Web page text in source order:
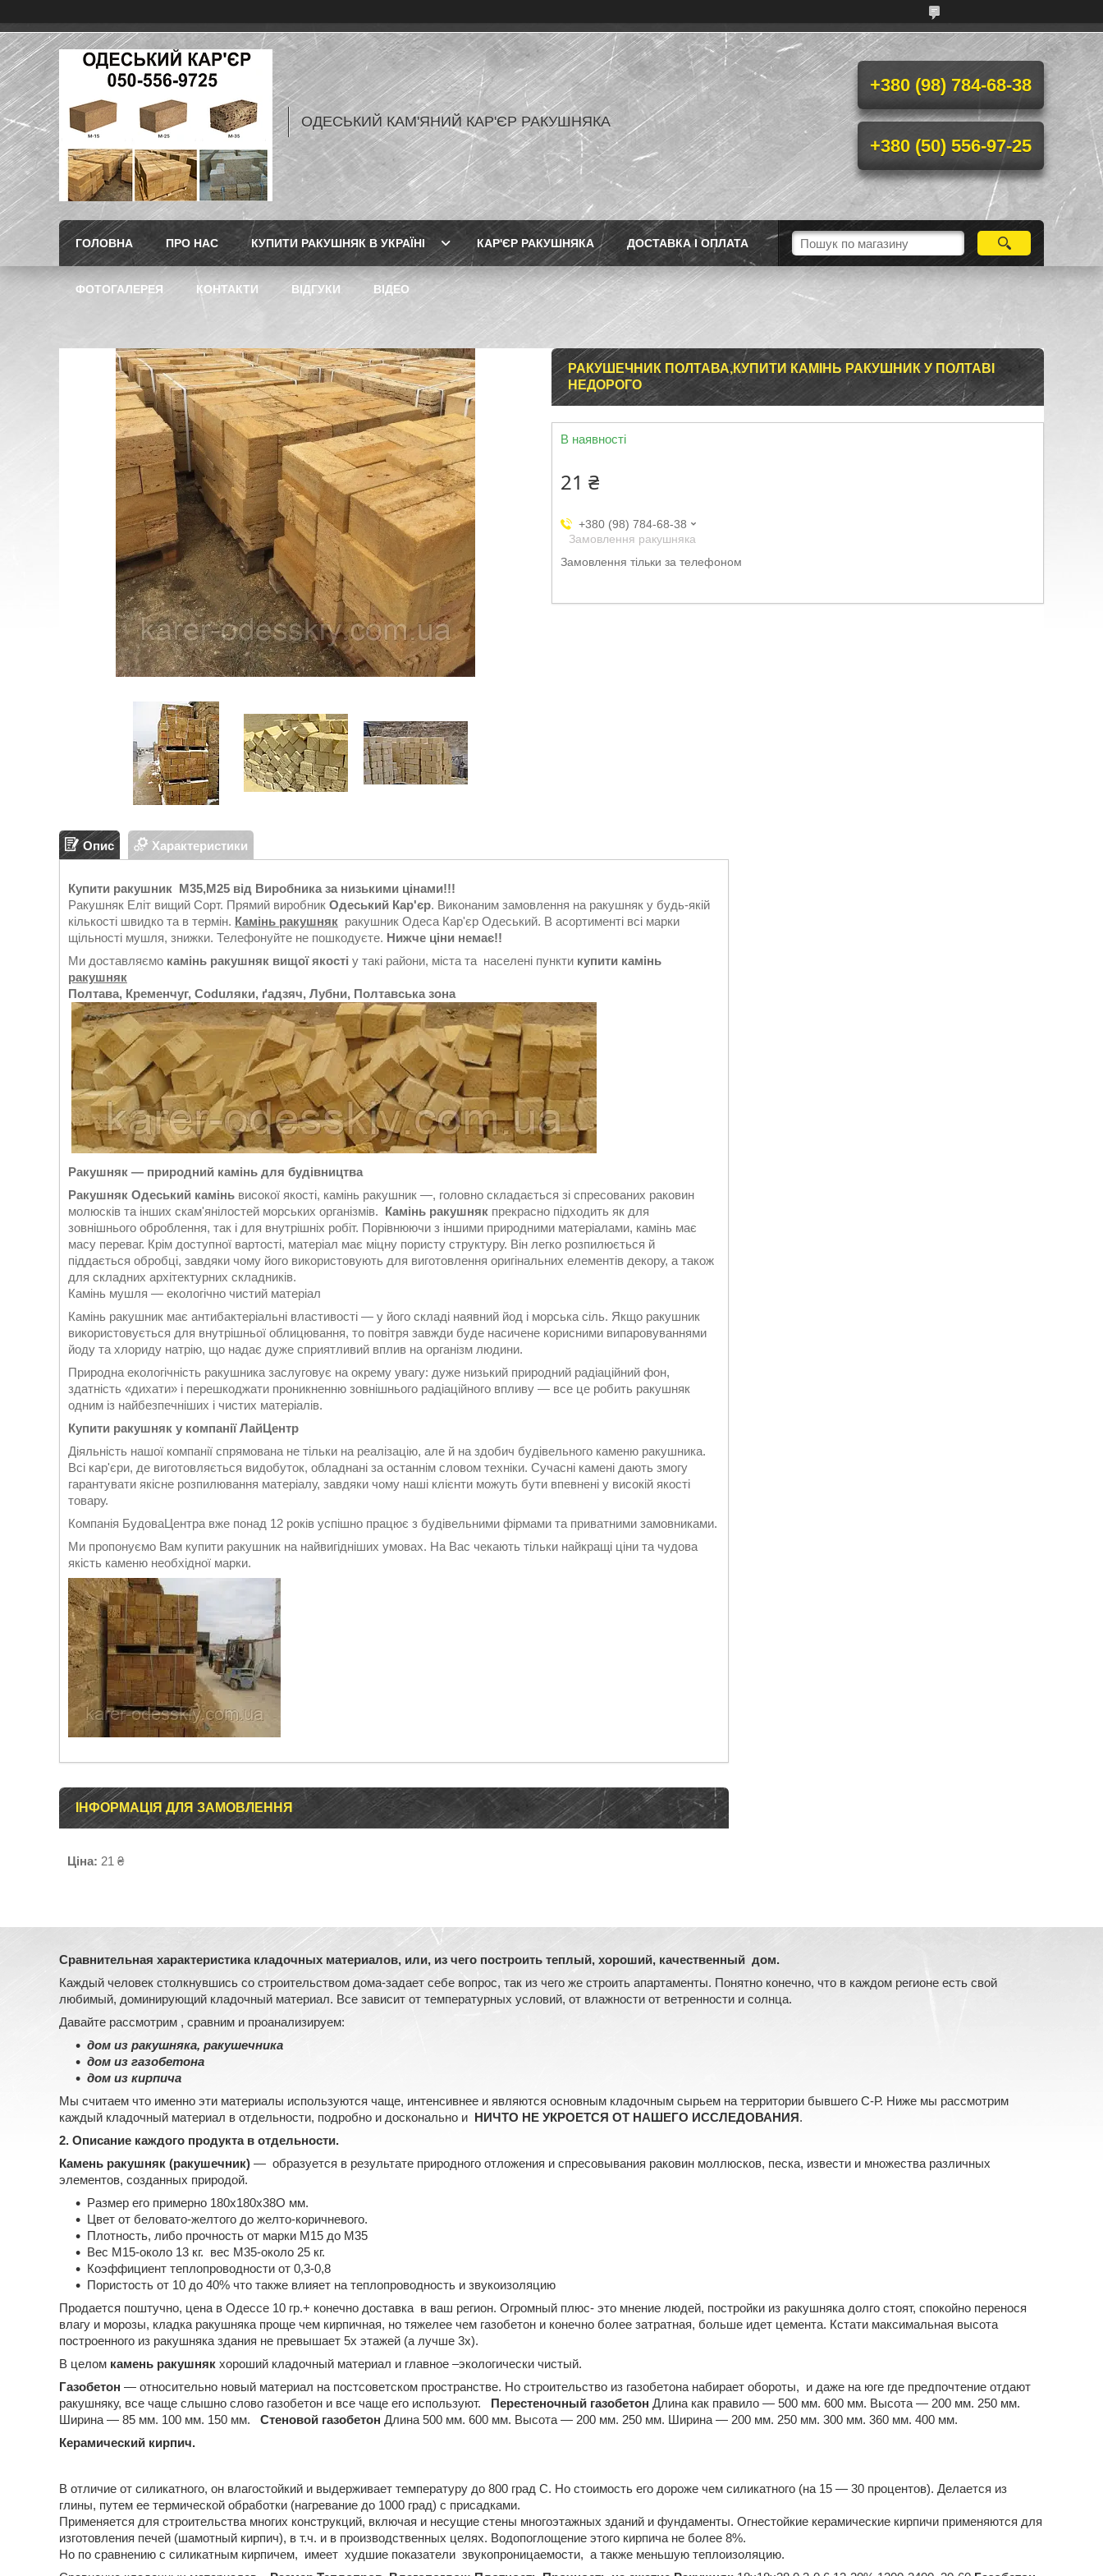
ОДЕСЬКИЙ КАМ'ЯНИЙ КАР'ЄР РАКУШНЯКА
+380 (98) 784-68-38
+380 (50) 556-97-25
ГОЛОВНА ПРО НАС КУПИТИ РАКУШНЯК В УКРАЇНІ КАР'ЄР РАКУШНЯКА ДОСТАВКА І ОПЛАТА
ФОТОГАЛЕРЕЯ КОНТАКТИ ВІДГУКИ ВІДЕО
РАКУШЕЧНИК ПОЛТАВА,КУПИТИ КАМІНЬ РАКУШНИК У ПОЛТАВІ
НЕДОРОГО
В наявності
21 ₴
+380 (98) 784-68-38
Замовлення ракушняка
Замовлення тільки за телефоном
Опис Характеристики
Купити ракушник М35,М25 від Виробника за низькими цінами!!!
Ракушняк Еліт вищий Сорт. Прямий виробник Одеський Кар'єр. Виконаним замовлення на ракушняк у будь-якій
кількості швидко та в термін. Камінь ракушняк ракушник Одеса Кар'єр Одеський. В асортименті всі марки
щільності мушля, знижки. Телефонуйте не пошкодуєте. Нижче ціни немає!!
Ми доставляємо камінь ракушняк вищої якості у такі райони, міста та населені пункти купити камінь
ракушняк
Полтава, Кременчуг, Coduляки, ґадзяч, Лубни, Полтавська зона
Ракушняк — природний камінь для будівництва
Ракушняк Одеський камінь високої якості, камінь ракушник —, головно складається зі спресованих раковин
молюсків та інших скам'янілостей морських організмів. Камінь ракушняк прекрасно підходить як для
зовнішнього оброблення, так і для внутрішніх робіт. Порівнюючи з іншими природними матеріалами, камінь має
масу переваг. Крім доступної вартості, матеріал має міцну пористу структуру. Він легко розпилюється й
піддається обробці, завдяки чому його використовують для виготовлення оригінальних елементів декору, а також
для складних архітектурних складників.
Камінь мушля — екологічно чистий матеріал
Камінь ракушник має антибактеріальні властивості — у його складі наявний йод і морська сіль. Якщо ракушник
використовується для внутрішньої облицювання, то повітря завжди буде насичене корисними випаровуваннями
йоду та хлориду натрію, що надає дуже сприятливий вплив на організм людини.
Природна екологічність ракушника заслуговує на окрему увагу: дуже низький природний радіаційний фон,
здатність «дихати» і перешкоджати проникненню зовнішнього радіаційного впливу — все це робить ракушняк
одним із найбезпечніших і чистих матеріалів.
Купити ракушняк у компанії ЛайЦентр
Діяльність нашої компанії спрямована не тільки на реалізацію, але й на здобич будівельного каменю ракушника.
Всі кар'єри, де виготовляється видобуток, обладнані за останнім словом техніки. Сучасні камені дають змогу
гарантувати якісне розпилювання матеріалу, завдяки чому наші клієнти можуть бути впевнені у високій якості
товару.
Компанія БудоваЦентра вже понад 12 років успішно працює з будівельними фірмами та приватними замовниками.
Ми пропонуємо Вам купити ракушник на найвигідніших умовах. На Вас чекають тільки найкращі ціни та чудова
якість каменю необхідної марки.
ІНФОРМАЦІЯ ДЛЯ ЗАМОВЛЕННЯ
Ціна: 21 ₴
Сравнительная характеристика кладочных материалов, или, из чего построить теплый, хороший, качественный дом.
Каждый человек столкнувшись со строительством дома-задает себе вопрос, так из чего же строить апартаменты. Понятно конечно, что в каждом регионе есть свой
любимый, доминирующий кладочный материал. Все зависит от температурных условий, от влажности от ветренности и солнца.
Давайте рассмотрим , сравним и проанализируем:
дом из ракушняка, ракушечника
дом из газобетона
дом из кирпича
Мы считаем что именно эти материалы используются чаще, интенсивнее и являются основным кладочным сырьем на территории бывшего С-Р. Ниже мы рассмотрим
каждый кладочный материал в отдельности, подробно и досконально и НИЧТО НЕ УКРОЕТСЯ ОТ НАШЕГО ИССЛЕДОВАНИЯ.
2. Описание каждого продукта в отдельности.
Камень ракушняк (ракушечник) — образуется в результате природного отложения и спресовывания раковин моллюсков, песка, извести и множества различных
элементов, созданных природой.
Размер его примерно 180х180х38O мм.
Цвет от беловато-желтого до желто-коричневого.
Плотность, либо прочность от марки М15 до М35
Вес М15-около 13 кг. вес М35-около 25 кг.
Коэффициент теплопроводности от 0,3-0,8
Пористость от 10 до 40% что также влияет на теплопроводность и звукоизоляцию
Продается поштучно, цена в Одессе 10 гр.+ конечно доставка в ваш регион. Огромный плюс- это мнение людей, постройки из ракушняка долго стоят, спокойно перенося
влагу и морозы, кладка ракушняка проще чем кирпичная, но тяжелее чем газобетон и конечно более затратная, больше идет цемента. Кстати максимальная высота
построенного из ракушняка здания не превышает 5х этажей (а лучше 3х).
В целом камень ракушняк хороший кладочный материал и главное –экологически чистый.
Газобетон — относительно новый материал на постсоветском пространстве. Но строительство из газобетона набирает обороты, и даже на юге где предпочтение отдают
ракушняку, все чаще слышно слово газобетон и все чаще его используют. Перестеночный газобетон Длина как правило — 500 мм. 600 мм. Высота — 200 мм. 250 мм.
Ширина — 85 мм. 100 мм. 150 мм. Стеновой газобетон Длина 500 мм. 600 мм. Высота — 200 мм. 250 мм. Ширина — 200 мм. 250 мм. 300 мм. 360 мм. 400 мм.
Керамический кирпич.
В отличие от силикатного, он влагостойкий и выдерживает температуру до 800 град С. Но стоимость его дороже чем силикатного (на 15 — 30 процентов). Делается из
глины, путем ее термической обработки (нагревание до 1000 град) с присадками.
Применяется для строительства многих конструкций, включая и несущие стены многоэтажных зданий и фундаменты. Огнестойкие керамические кирпичи применяются для
изготовления печей (шамотный кирпич), в т.ч. и в производственных целях. Водопоглощение этого кирпича не более 8%.
Но по сравнению с силикатным кирпичем, имеет худшие показатели звукопроницаемости, а также меньшую теплоизоляцию.